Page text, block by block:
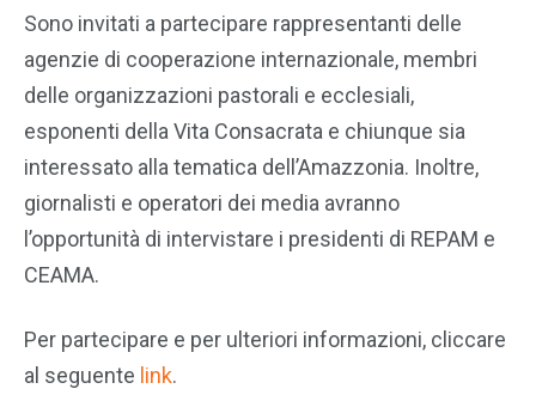
Sono invitati a partecipare rappresentanti delle
agenzie di cooperazione internazionale, membri
delle organizzazioni pastorali e ecclesiali,
esponenti della Vita Consacrata e chiunque sia
interessato alla tematica dell’Amazzonia. Inoltre,
giornalisti e operatori dei media avranno
l’opportunità di intervistare i presidenti di REPAM e
CEAMA.
Per partecipare e per ulteriori informazioni, cliccare
al seguente link.